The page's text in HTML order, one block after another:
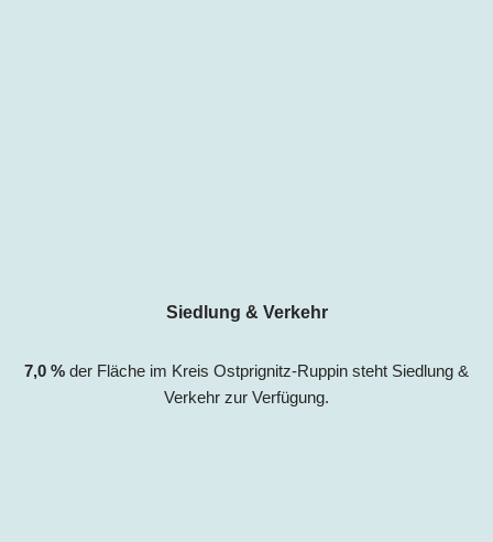
Siedlung & Verkehr
7,0 % der Fläche im Kreis Ostprignitz-Ruppin steht Siedlung &
Verkehr zur Verfügung.